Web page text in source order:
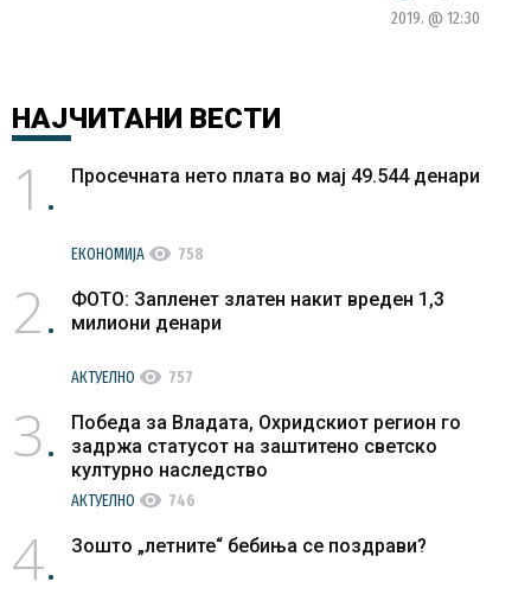
2019. @ 12:30
НАЈЧИТАНИ ВЕСТИ
1 Просечната нето плата во мај 49.544 денари
ЕКОНОМИЈА visibility 758
2
ФОТО: Запленет златен накит вреден 1,3
милиони денари
АКТУЕЛНО visibility 757
3
Победа за Владата, Охридскиот регион го
задржа статусот на заштитено светско
културно наследство
АКТУЕЛНО visibility 746
4 Зошто „летните“ бебиња се поздрави?